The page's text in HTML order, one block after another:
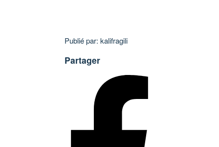
Publié par: kalifragili
Partager